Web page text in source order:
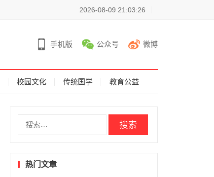
2026-08-09 21:03:26
手机版 公众号 微博
校园文化 传统国学 教育公益
热门文章